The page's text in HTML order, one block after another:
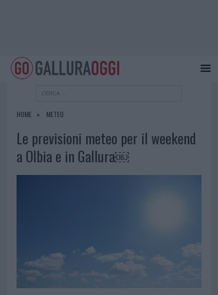
HOME METEO
Le previsioni meteo per il weekend
a Olbia e in Gallura￼